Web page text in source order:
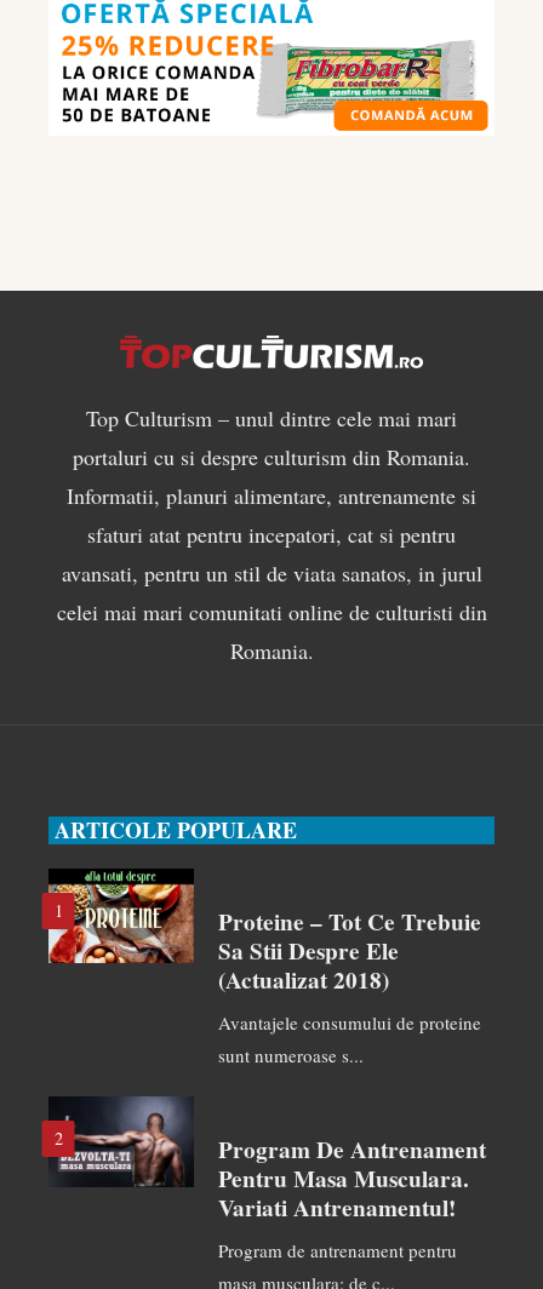
mănânci
pentru
masă
musculară
Top Culturism – unul dintre cele mai mari
portaluri cu si despre culturism din Romania.
Informatii, planuri alimentare, antrenamente si
sfaturi atat pentru incepatori, cat si pentru
avansati, pentru un stil de viata sanatos, in jurul
celei mai mari comunitati online de culturisti din
Romania.
ARTICOLE POPULARE
1
Proteine – Tot Ce Trebuie
Sa Stii Despre Ele
(actualizat 2018)
Avantajele consumului de proteine
sunt numeroase s...
2
Program De Antrenament
Pentru Masa Musculara.
Variati Antrenamentul!
Program de antrenament pentru
masa musculara: de c...